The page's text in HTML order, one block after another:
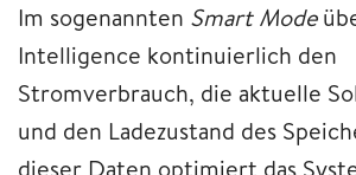
Im sogenannten Smart Mode
Intelligence kontinuierlich den
Stromverbrauch, die aktuelle
und den Ladezustand des